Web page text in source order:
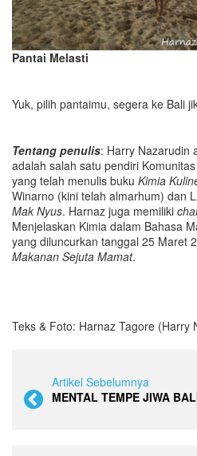
Pantai Melasti
Yuk, pilih pantaimu, segera ke Bali
Tentang penulis: Harry Nazarudin
adalah salah satu pendiri
yang telah menulis buku Kimia
Winarno (kini telah almarhum) dan
Mak Nyus. Harnaz juga memiliki
Menjelaskan Kimia dalam Bahasa
yang diluncurkan tanggal 25 Maret
Makanan Sejuta Mamat.
Teks & Foto: Harnaz Tagore (Harry
Artikel Sebelumnya
MENTAL TEMPE JIWA